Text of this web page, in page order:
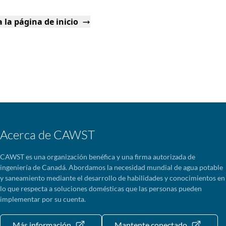
la página de inicio
Acerca de CAWST
CAWST es una organización benéfica y una firma autorizada de
ingeniería de Canadá. Abordamos la necesidad mundial de agua potable
y saneamiento mediante el desarrollo de habilidades y conocimientos en
lo que respecta a soluciones domésticas que las personas pueden
implementar por su cuenta.